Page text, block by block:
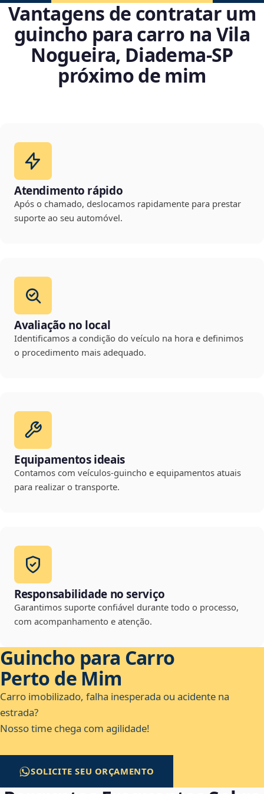
Vantagens de contratar um
guincho para carro na Vila
Nogueira, Diadema‑SP
próximo de mim
Atendimento rápido
Após o chamado, deslocamos rapidamente para prestar
suporte ao seu automóvel.
Avaliação no local
Identificamos a condição do veículo na hora e definimos
o procedimento mais adequado.
Equipamentos ideais
Contamos com veículos-guincho e equipamentos atuais
para realizar o transporte.
Responsabilidade no serviço
Garantimos suporte confiável durante todo o processo,
com acompanhamento e atenção.
Guincho para Carro
Perto de Mim
Carro imobilizado, falha inesperada ou acidente na
estrada?
Nosso time chega com agilidade!
SOLICITE SEU ORÇAMENTO